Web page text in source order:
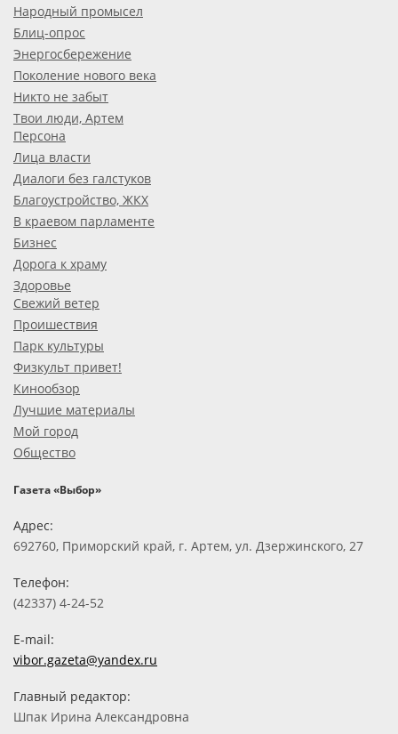
Народный промысел
Блиц-опрос
Энергосбережение
Поколение нового века
Никто не забыт
Твои люди, Артем
Персона
Лица власти
Диалоги без галстуков
Благоустройство, ЖКХ
В краевом парламенте
Бизнес
Дорога к храму
Здоровье
Свежий ветер
Проишествия
Парк культуры
Физкульт привет!
Кинообзор
Лучшие материалы
Мой город
Общество
Газета «Выбор»
Адрес:
692760, Приморский край, г. Артем, ул. Дзержинского, 27
Телефон:
(42337) 4-24-52
E-mail:
vibor.gazeta@yandex.ru
Главный редактор:
Шпак Ирина Александровна